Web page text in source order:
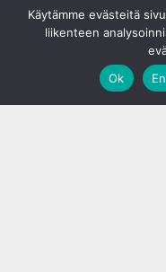
Käytämme evästeitä
liikenteen
Ok